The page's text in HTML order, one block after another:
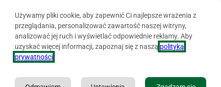
Używamy pliki cookie, aby zapewnić Ci najlepsze wrażenia z
przeglądania, personalizować zawartość naszej witryny,
analizować jej ruch i wyświetlać odpowiednie reklamy. Aby
uzyskać więcej informacji, zapoznaj się z naszą polityką
prywatności